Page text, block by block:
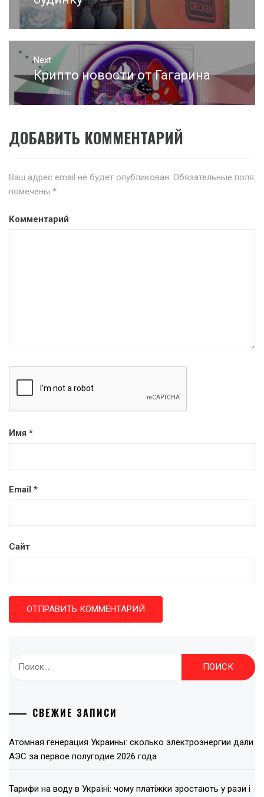
Next
Next
post:
Крипто новости от Гагарина
ДОБАВИТЬ КОММЕНТАРИЙ
Ваш адрес email не будет опубликован. Обязательные поля
помечены *
Комментарий
Имя *
Email *
Сайт
СВЕЖИЕ ЗАПИСИ
Атомная генерация Украины: сколько электроэнергии дали
АЭС за первое полугодие 2026 года
Тарифи на воду в Україні: чому платіжки зростають у рази і